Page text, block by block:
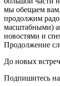
мы обещаем вам,
продолжим
масштабными)
новостями и
Продолжение
До новых
Подпишитесь